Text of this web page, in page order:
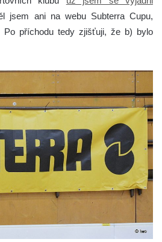
jsem ani na webu Subterra Cupu,
Po příchodu tedy zjišťuji, že b) bylo